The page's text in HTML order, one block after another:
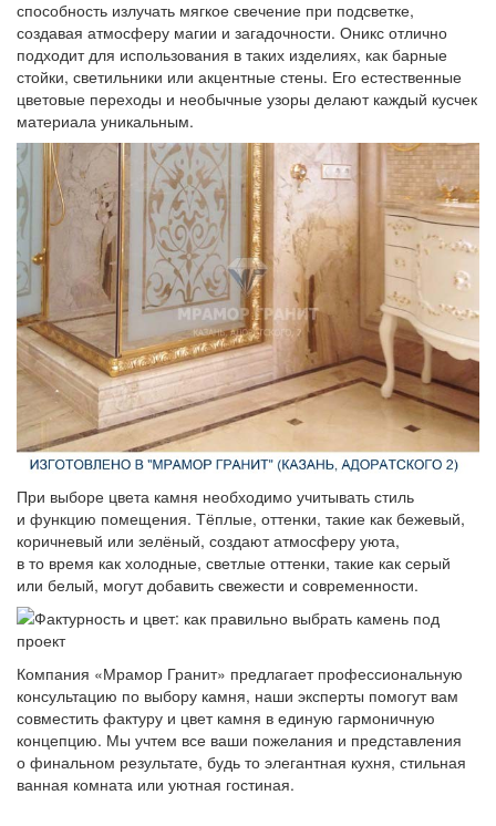
способность излучать мягкое свечение при подсветке,
создавая атмосферу магии и загадочности. Оникс отлично
подходит для использования в таких изделиях, как барные
стойки, светильники или акцентные стены. Его естественные
цветовые переходы и необычные узоры делают каждый кусчек
материала уникальным.
При выборе цвета камня необходимо учитывать стиль
и функцию помещения. Тёплые, оттенки, такие как бежевый,
коричневый или зелёный, создают атмосферу уюта,
в то время как холодные, светлые оттенки, такие как серый
или белый, могут добавить свежести и современности.
Компания «Мрамор Гранит» предлагает профессиональную
консультацию по выбору камня, наши эксперты помогут вам
совместить фактуру и цвет камня в единую гармоничную
концепцию. Мы учтем все ваши пожелания и представления
о финальном результате, будь то элегантная кухня, стильная
ванная комната или уютная гостиная.